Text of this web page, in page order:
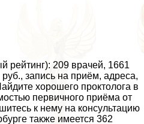
рейтинг): 209 врачей, 1661
запись на приём, адреса,
хорошего проктолога в
первичного приёма от
к нему на консультацию
также имеется 362